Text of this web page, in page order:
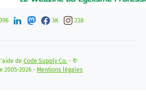
396 3K 238
de Code Supply Co. - ©
2005-2026 - Mentions légales